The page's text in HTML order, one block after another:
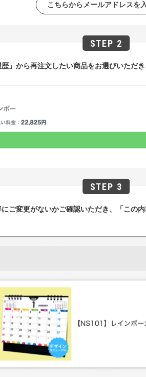
こちらからメールアドレスを
」から再注文したい商品をお選びいただ
にご変更がないかご確認いただき、「この